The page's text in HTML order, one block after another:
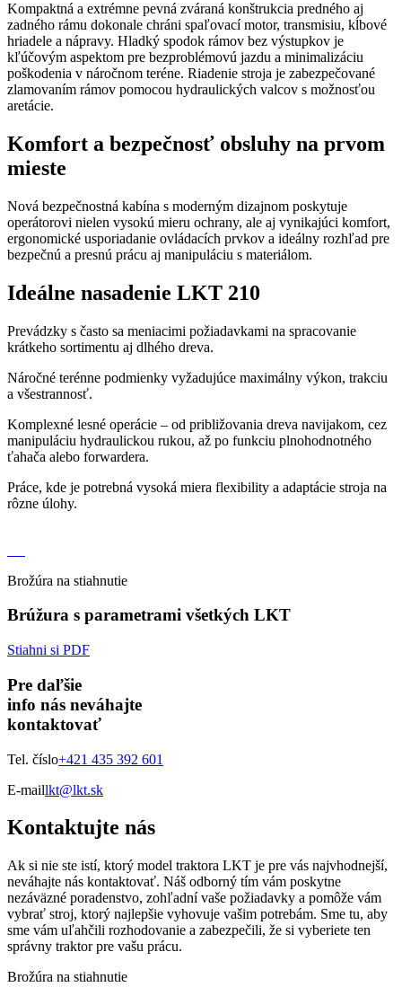
Kompaktná a extrémne pevná zváraná konštrukcia predného aj
zadného rámu dokonale chráni spaľovací motor, transmisiu, kĺbové
hriadele a nápravy. Hladký spodok rámov bez výstupkov je
kľúčovým aspektom pre bezproblémovú jazdu a minimalizáciu
poškodenia v náročnom teréne. Riadenie stroja je zabezpečované
zlamovaním rámov pomocou hydraulických valcov s možnosťou
aretácie.
Komfort a bezpečnosť obsluhy na prvom
mieste
Nová bezpečnostná kabína s moderným dizajnom poskytuje
operátorovi nielen vysokú mieru ochrany, ale aj vynikajúci komfort,
ergonomické usporiadanie ovládacích prvkov a ideálny rozhľad pre
bezpečnú a presnú prácu aj manipuláciu s materiálom.
Ideálne nasadenie LKT 210
Prevádzky s často sa meniacimi požiadavkami na spracovanie
krátkeho sortimentu aj dlhého dreva.
Náročné terénne podmienky vyžadujúce maximálny výkon, trakciu
a všestrannosť.
Komplexné lesné operácie – od približovania dreva navijakom, cez
manipuláciu hydraulickou rukou, až po funkciu plnohodnotného
ťahača alebo forwardera.
Práce, kde je potrebná vysoká miera flexibility a adaptácie stroja na
rôzne úlohy.
Brožúra na stiahnutie
Brúžura s parametrami všetkých LKT
Stiahni si PDF
Pre daľšie
info nás neváhajte
kontaktovať
Tel. číslo+421 435 392 601
E-maillkt@lkt.sk
Kontaktujte nás
Ak si nie ste istí, ktorý model traktora LKT je pre vás najvhodnejší,
neváhajte nás kontaktovať. Náš odborný tím vám poskytne
nezáväzné poradenstvo, zohľadní vaše požiadavky a pomôže vám
vybrať stroj, ktorý najlepšie vyhovuje vašim potrebám. Sme tu, aby
sme vám uľahčili rozhodovanie a zabezpečili, že si vyberiete ten
správny traktor pre vašu prácu.
Brožúra na stiahnutie